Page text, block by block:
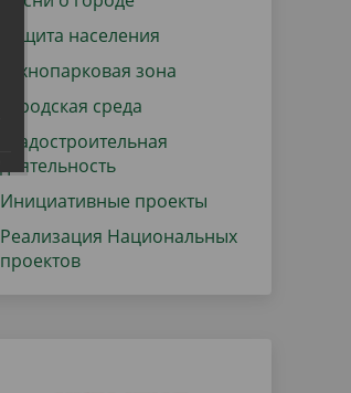
Защита населения
Технопарковая зона
Городская среда
Градостроительная
деятельность
Инициативные проекты
Реализация Национальных
проектов